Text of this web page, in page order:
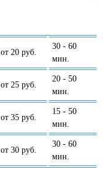
от 20 руб.
30 - 60
мин.
от 25 руб.
20 - 50
мин.
от 35 руб.
15 - 50
мин.
от 30 руб.
30 - 60
мин.